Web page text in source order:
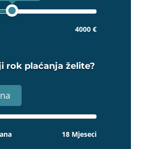
4000 €
rok plaćanja želite?
18 Mjeseci